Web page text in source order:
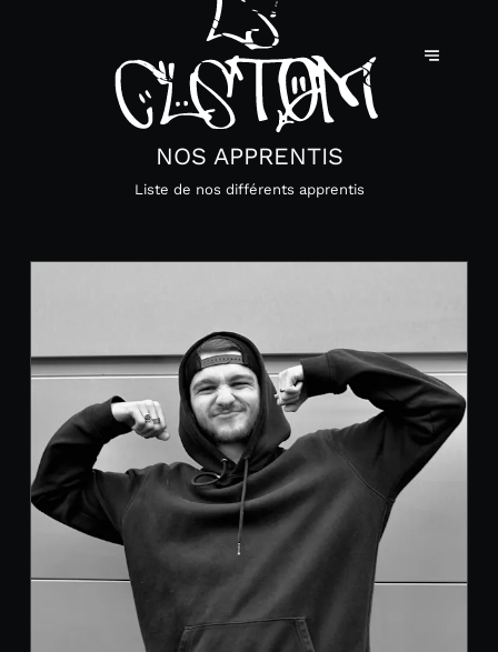
NOS APPRENTIS
Liste de nos différents apprentis